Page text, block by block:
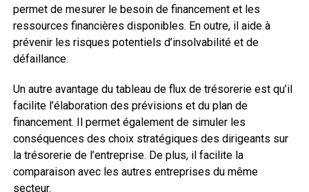
permet de mesurer le besoin de financement et les
ressources financières disponibles. En outre, il aide à
prévenir les risques potentiels d’insolvabilité et de
défaillance.
Un autre avantage du tableau de flux de trésorerie est qu’il
facilite l’élaboration des prévisions et du plan de
financement. Il permet également de simuler les
conséquences des choix stratégiques des dirigeants sur
la trésorerie de l’entreprise. De plus, il facilite la
comparaison avec les autres entreprises du même
secteur.